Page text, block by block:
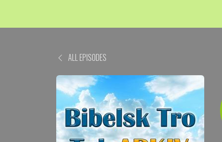
ALL EPISODES